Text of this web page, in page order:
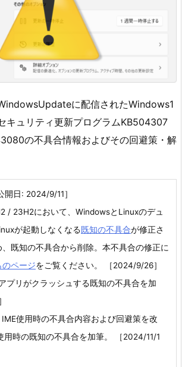
に配信されたWindows1
キュリティ更新プログラムKB504307
の不具合情報およびその回避策・解
開日: 2024/9/11］
/ 23H2において、WindowsとLinuxのデュ
が起動しなくなる既知の不具合が修正さ
既知の不具合から削除。本不具合の修正に
のページをご覧ください。 ［2024/9/26］
リがクラッシュする既知の不具合を加
使用時の不具合内容および回避策を改
用時の既知の不具合を加筆。 ［2024/11/1